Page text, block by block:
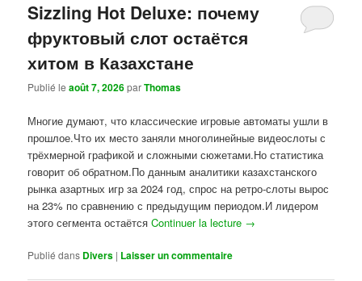
Sizzling Hot Deluxe: почему
фруктовый слот остаётся
хитом в Казахстане
Publié leaoût 7, 2026parThomas
Многие думают, что классические игровые автоматы ушли в
прошлое.Что их место заняли многолинейные видеослоты с
трёхмерной графикой и сложными сюжетами.Но статистика
говорит об обратном.По данным аналитики казахстанского
рынка азартных игр за 2024 год, спрос на ретро-слоты вырос
на 23% по сравнению с предыдущим периодом.И лидером
этого сегмента остаётсяContinuer la lecture →
Publié dans Divers | Laisser un commentaire